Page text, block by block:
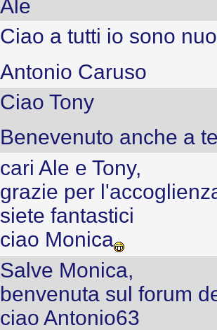
Ale
Ciao a tutti io sono
Antonio Caruso
Ciao Tony
Benevenuto anche a
cari Ale e Tony,
grazie per
siete fantastici
ciao Monica
Salve Monica,
benvenuta sul forum
ciao Antonio63